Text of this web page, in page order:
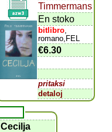
Timmermans
En stoko
bitlibro
romano,FEL
€6.30
pritaksi
detaloj
Cecilja